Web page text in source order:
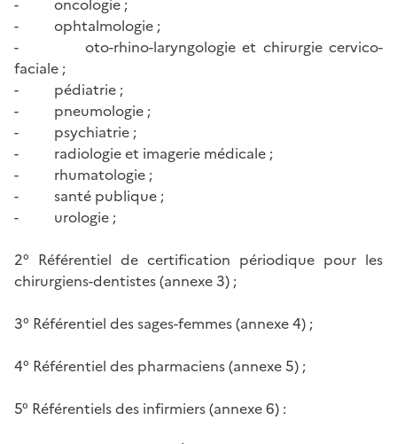
- ophtalmologie ;
- oto-rhino-laryngologie et chirurgie cervico-
faciale ;
- pédiatrie ;
- pneumologie ;
- psychiatrie ;
- radiologie et imagerie médicale ;
- rhumatologie ;
- santé publique ;
- urologie ;
2° Référentiel de certification périodique pour les
chirurgiens-dentistes (annexe 3) ;
3° Référentiel des sages-femmes (annexe 4) ;
4° Référentiel des pharmaciens (annexe 5) ;
5° Référentiels des infirmiers (annexe 6) :